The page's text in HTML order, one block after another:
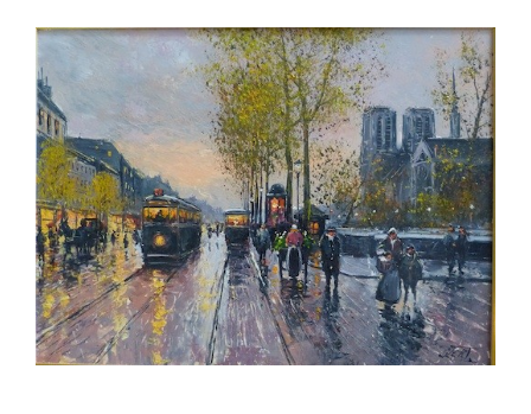
AJOUTER AU PANIER
/
DÉTAILS